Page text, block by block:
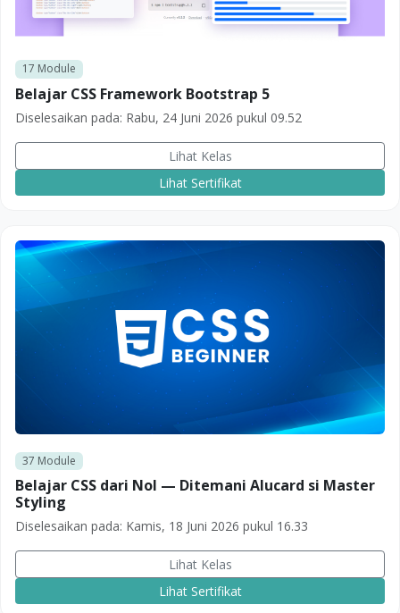
17 Module
Belajar CSS Framework Bootstrap 5
Diselesaikan pada: Rabu, 24 Juni 2026 pukul 09.52
Lihat Kelas
Lihat Sertifikat
37 Module
Belajar CSS dari Nol — Ditemani Alucard si Master
Styling
Diselesaikan pada: Kamis, 18 Juni 2026 pukul 16.33
Lihat Kelas
Lihat Sertifikat